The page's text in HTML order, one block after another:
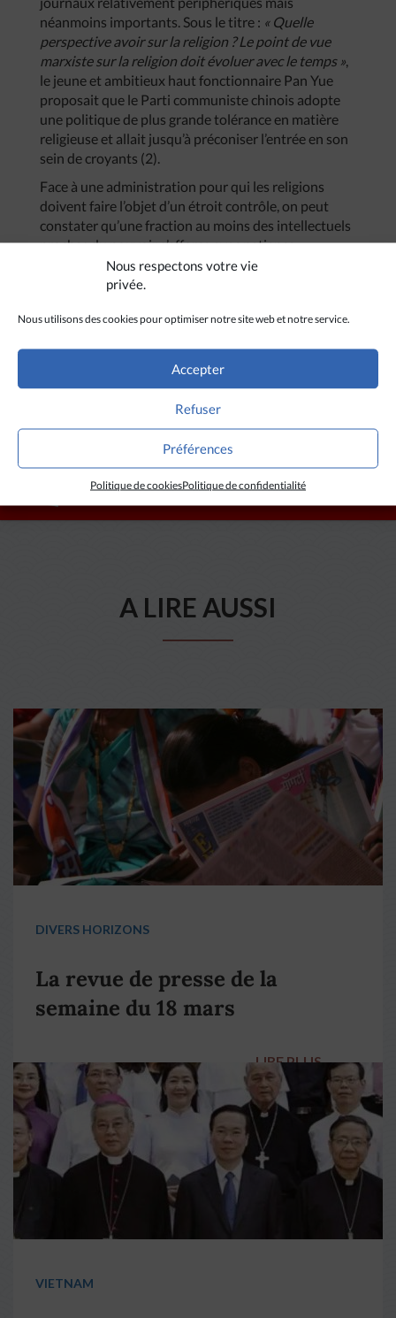
Nous respectons votre vie
privée.
Nous utilisons des cookies pour optimiser notre site web et notre service.
Accepter
Refuser
Préférences
Politique de cookiesPolitique de confidentialité
néanmoins importants. Sous le titre : « Quelle
perspective avoir sur la religion ? Le point de vue
marxiste sur la religion doit évoluer avec le temps »,
le jeune et ambitieux haut fonctionnaire Pan Yue
proposait que le Parti communiste chinois adopte
une politique de plus grande tolérance en matière
religieuse et allait jusqu’à préconiser l’entrée en son
sein de croyants (2).
Face à une administration pour qui les religions
doivent faire l’objet d’un étroit contrôle, on peut
constater qu’une fraction au moins des intellectuels
proches du pouvoir s’efforce avec patience
d’introduire des réformes dans ce domaine sensible.
A LIRE AUSSI
DIVERS HORIZONS
La revue de presse de la
semaine du 18 mars
LIRE PLUS →
VIETNAM